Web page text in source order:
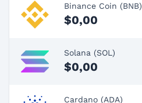
Binance Coin (BNB)
$0,00
Solana (SOL)
$0,00
Cardano (ADA)